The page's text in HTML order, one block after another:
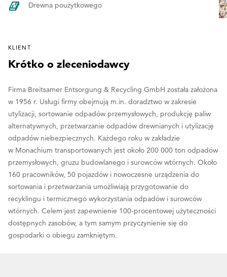
Drewna poużytkowego
KLIENT
Krótko o zleceniodawcy
Firma Breitsamer Entsorgung & Recycling GmbH została założona
w 1956 r. Usługi firmy obejmują m.in. doradztwo w zakresie
utylizacji, sortowanie odpadów przemysłowych, produkcję paliw
alternatywnych, przetwarzanie odpadów drewnianych i utylizację
odpadów niebezpiecznych. Każdego roku w zakładzie
w Monachium transportowanych jest około 200 000 ton odpadów
przemysłowych, gruzu budowlanego i surowców wtórnych. Około
160 pracowników, 50 pojazdów i nowoczesne urządzenia do
sortowania i przetwarzania umożliwiają przygotowanie do
recyklingu i termicznego wykorzystania odpadów i surowców
wtórnych. Celem jest zapewnienie 100-procentowej użyteczności
dostępnych zasobów, a tym samym przyczynienie się do
gospodarki o obiegu zamkniętym.